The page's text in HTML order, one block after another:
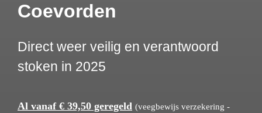
Coevorden
Direct weer veilig en verantwoord
stoken in 2025
Al vanaf € 39,50 geregeld (veegbewijs verzekering -